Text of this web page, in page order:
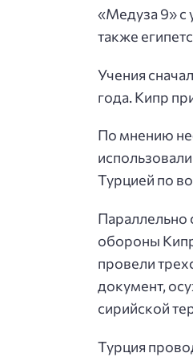
«Медуза 9» с
также
Учения
года. Кипр
По мнению
Турцией по
Параллельно
обороны
провели
документ,
сирийской
Турция